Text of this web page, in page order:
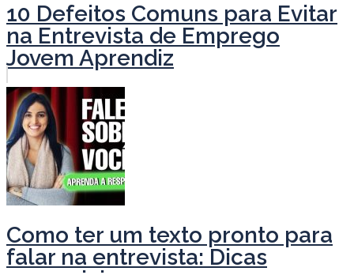
10 Defeitos Comuns para Evitar
na Entrevista de Emprego
Jovem Aprendiz
Como ter um texto pronto para
falar na entrevista: Dicas